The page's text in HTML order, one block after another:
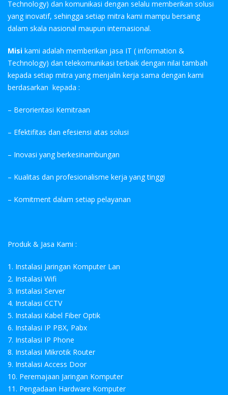
Technology) dan komunikasi dengan selalu memberikan solusi
yang inovatif, sehingga setiap mitra kami mampu bersaing
dalam skala nasional maupun internasional.
Misi kami adalah memberikan jasa IT ( information &
Technology) dan telekomunikasi terbaik dengan nilai tambah
kepada setiap mitra yang menjalin kerja sama dengan kami
berdasarkan kepada :
– Berorientasi Kemitraan
– Efektifitas dan efesiensi atas solusi
– Inovasi yang berkesinambungan
– Kualitas dan profesionalisme kerja yang tinggi
– Komitment dalam setiap pelayanan
Produk & Jasa Kami :
1. Instalasi Jaringan Komputer Lan
2. Instalasi Wifi
3. Instalasi Server
4. Instalasi CCTV
5. Instalasi Kabel Fiber Optik
6. Instalasi IP PBX, Pabx
7. Instalasi IP Phone
8. Instalasi Mikrotik Router
9. Instalasi Access Door
10. Peremajaan Jaringan Komputer
11. Pengadaan Hardware Komputer